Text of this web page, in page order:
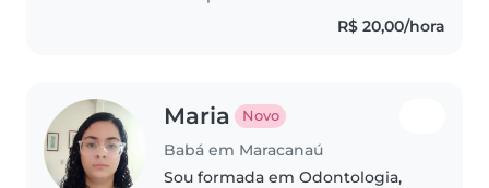
experiência, sensibilidade e
compreensão sobre asR$ 20,00/hora
Maria Novo
Babá em Maracanaú
Sou formada em Odontologia,